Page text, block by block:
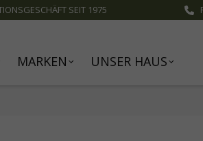
SEIT 1975
MARKEN UNSER HAUS